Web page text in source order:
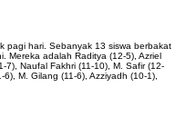
pagi hari. Sebanyak 13 siswa berbakat
Mereka adalah Raditya (12-5), Azriel
7), Naufal Fakhri (11-10), M. Safir (12-
M. Gilang (11-6), Azziyadh (10-1),